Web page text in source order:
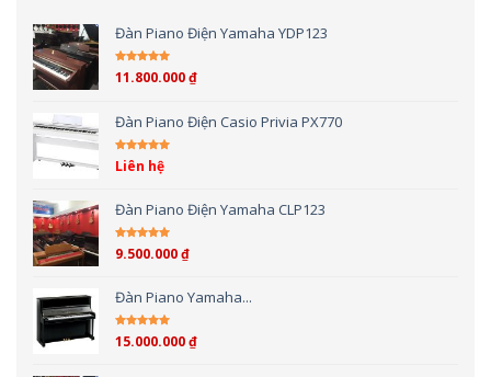
Đàn Piano Điện Yamaha YDP123
Được xếp hạng
11.800.000₫
Đàn Piano Điện Casio Privia PX770
Được xếp hạng
Liên hệ
Đàn Piano Điện Yamaha CLP123
Được xếp hạng
9.500.000₫
Đàn Piano Yamaha...
Được xếp hạng
15.000.000₫